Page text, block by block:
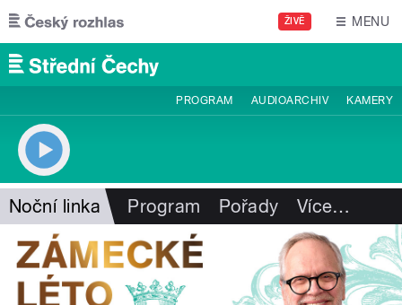
Přejít k hlavnímu obsahu
ŽIVĚ MENU
PROGRAM AUDIOARCHIV KAMERY
Noční linka Program Pořady Více…